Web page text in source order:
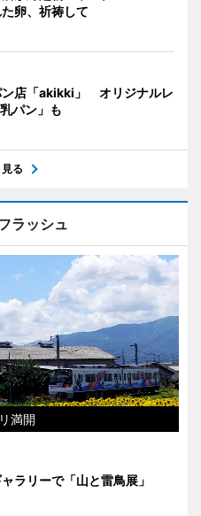
卵、祈祷して
ン店「akikki」 オリジナルレ
パン」も
る
ラッシュ
満開
ラリーで「山と雷鳥展」